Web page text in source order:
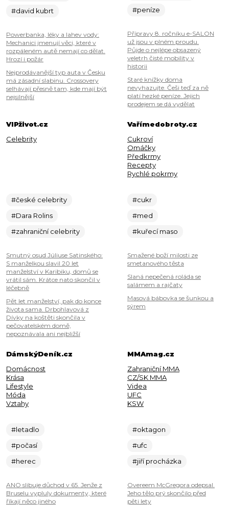
#david kubrt
Powerbanka, léky a lahev vody:
Mechanici jmenují věci, které v
rozpáleném autě nemají co dělat.
Hrozí i požár
Nejprodávanější typ auta v Česku
má zásadní slabinu. Crossovery
selhávají přesně tam, kde mají být
nejsilnější
#peníze
Přípravy 8. ročníku e-SALON
už jsou v plném proudu.
Půjde o nejlépe obsazený
veletrh čisté mobility v
historii
Staré knížky doma
nevyhazujte. Češi teď za ně
platí hezké peníze. Jejich
prodejem se dá vydělat
VIPživot.cz
Celebrity
#české celebrity
#Dara Rolins
#zahraniční celebrity
Smutný osud Júliuse Satinského:
S manželkou slavil 20 let
manželství v Karibiku, domů se
vrátil sám. Krátce nato skončil v
léčebně
Pět let manželství, pak do konce
života sama. Drbohlavová z
Dívky na koštěti skončila v
pečovatelském domě,
nepoznávala ani nejbližší
Vařímedobroty.cz
Cukroví
Omáčky
Předkrmy
Recepty
Rychlé pokrmy
#cukr
#med
#kuřecí maso
Smažené boží milosti ze
smetanového těsta
Slaná nepečená roláda se
salámem a rajčaty
Masová bábovka se šunkou a
sýrem
DámskýDeník.cz
Domácnost
Krása
Lifestyle
Móda
Vztahy
#letadlo
#počasí
#herec
ANO slibuje důchod v 65. Jenže z
Bruselu vypluly dokumenty, které
říkají něco jiného
MMAmag.cz
Zahraniční MMA
CZ/SK MMA
Videa
UFC
KSW
#oktagon
#ufc
#jiří procházka
Overeem McGregora odepsal.
Jeho tělo prý skončilo před
pěti lety